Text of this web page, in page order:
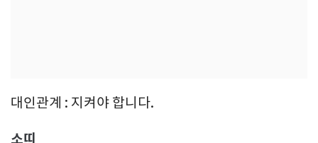
대인관계 : 지켜야 합니다.
소띠